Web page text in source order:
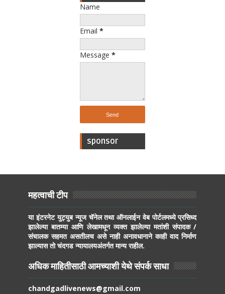
Name
Email *
Message *
sponsor
महत्वाची टीप
या इंटरनेट युट्युब न्यूज चॅनेल तथा ऑनलाईन वेब पोर्टलमध्ये प्रसिध्द
झालेल्या बातम्या आणि लेखामधून व्यक्त झालेल्या मतांशी संपादक /
संचालक सहमत असतीलच असे नाही अनावधानाने काही वाद निर्माण
झाल्यास तो चंदगड न्यायालयअंतर्गत मान्य राहील.
अधिक माहितीसाठी आमच्याशी येथे संपर्क साधा
chandgadlivenews@gmail.com